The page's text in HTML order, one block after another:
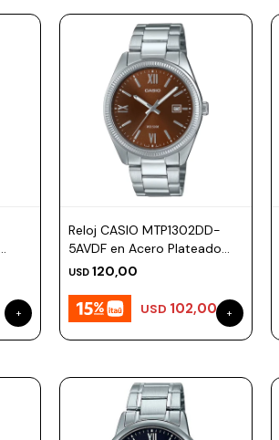
Reloj CASIO MTP1302DD-
5AVDF en Acero Plateado
Esfera 38mm
USD 120,00
USD 102,00